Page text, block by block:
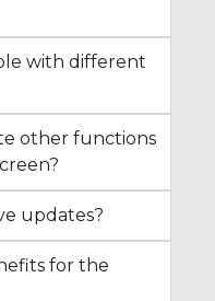
with different
other functions
updates?
for the